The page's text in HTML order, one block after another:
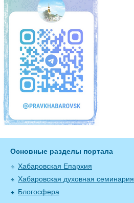
Основные разделы портала
Хабаровская Епархия
Хабаровская духовная семинария
Блогосфера